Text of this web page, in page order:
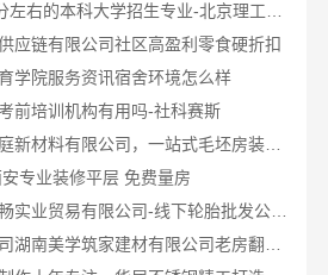
应链有限公司社区高盈利零食硬折扣
学院服务资讯宿舍环境怎么样
前培训机构有用吗-社科赛斯
苏州百年豪庭新材料有限公司，一站式毛坯房装修服务
专业装修平层 免费量房
湖北省腾冠畅实业贸易有限公司-线下轮胎批发公司怎么做